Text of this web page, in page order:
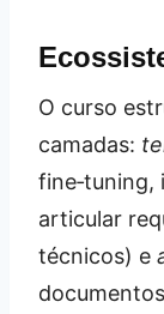
O curso
camadas:
fine‑tuning,
articular
técnicos) e